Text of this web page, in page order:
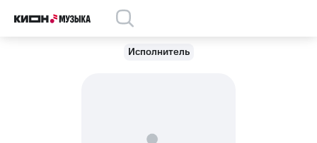
Исполнитель